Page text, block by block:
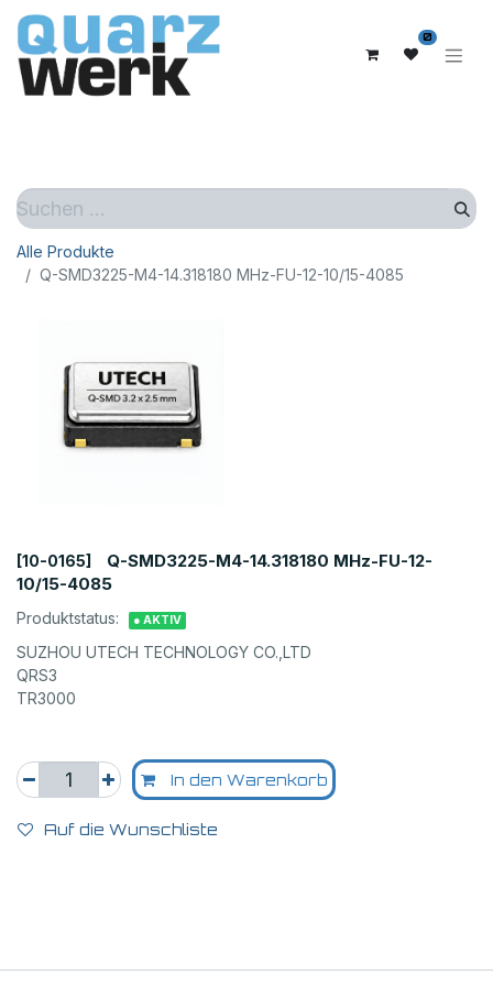
0
Alle Produkte
Q-SMD3225-M4-14.318180 MHz-FU-12-10/15-4085
[10-0165]
Q-SMD3225-M4-14.318180 MHz-FU-12-
10/15-4085
Produktstatus: ● AKTIV
SUZHOU UTECH TECHNOLOGY CO.,LTD
QRS3
TR3000
In den Warenkorb
Auf die Wunschliste